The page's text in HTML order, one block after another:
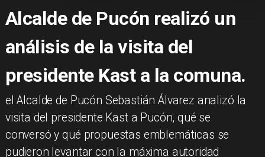
Alcalde de Pucón realizó un
análisis de la visita del
presidente Kast a la comuna.
​el Alcalde de Pucón Sebastián Álvarez analizó la
visita del presidente Kast a Pucón, qué se
conversó y qué propuestas emblemáticas se
pudieron levantar con la máxima autoridad